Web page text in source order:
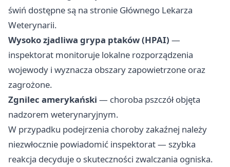
świń dostępne są na stronie Głównego Lekarza
Weterynarii.
Wysoko zjadliwa grypa ptaków (HPAI) —
inspektorat monitoruje lokalne rozporządzenia
wojewody i wyznacza obszary zapowietrzone oraz
zagrożone.
Zgnilec amerykański — choroba pszczół objęta
nadzorem weterynaryjnym.
W przypadku podejrzenia choroby zakaźnej należy
niezwłocznie powiadomić inspektorat — szybka
reakcja decyduje o skuteczności zwalczania ogniska.